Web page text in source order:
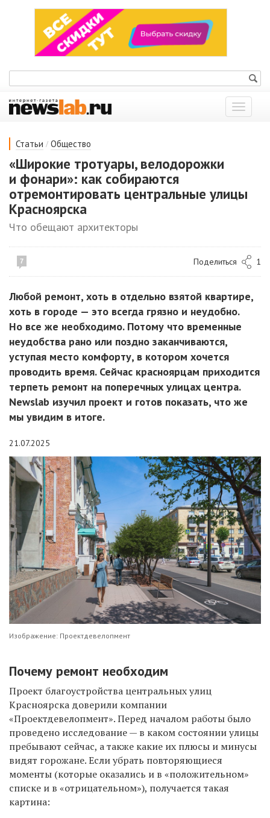
Показать
меню
Статьи / Общество
«Широкие тротуары, велодорожки
и фонари»: как собираются
отремонтировать центральные улицы
Красноярска
Что обещают архитекторы
7 Поделиться 1
Любой ремонт, хоть в отдельно взятой квартире,
хоть в городе — это всегда грязно и неудобно.
Но все же необходимо. Потому что временные
неудобства рано или поздно заканчиваются,
уступая место комфорту, в котором хочется
проводить время. Сейчас красноярцам приходится
терпеть ремонт на поперечных улицах центра.
Newslab изучил проект и готов показать, что же
мы увидим в итоге.
21.07.2025
Изображение: Проектдевелопмент
Почему ремонт необходим
Проект благоустройства центральных улиц
Красноярска доверили компании
«Проектдевелопмент». Перед началом работы было
проведено исследование — в каком состоянии улицы
пребывают сейчас, а также какие их плюсы и минусы
видят горожане. Если убрать повторяющиеся
моменты (которые оказались и в «положительном»
списке и в «отрицательном»), получается такая
картина: